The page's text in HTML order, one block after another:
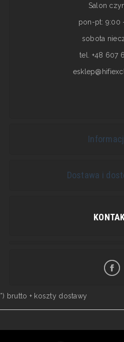
Salon
pon-pt: 9:00
sobota
tel. +48 607
Dostawa i
*) brutto + koszty dostawy